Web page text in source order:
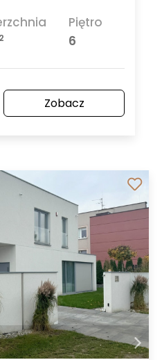
2
Piętro
6
Zobacz